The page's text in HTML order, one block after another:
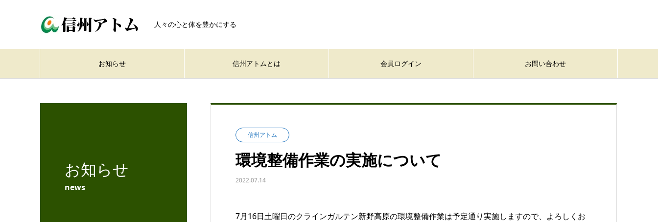
人々の心と体を豊かにする
お知らせ 信州アトムとは 会員ログイン お問い合わせ
お知らせ
news
信州アトム
環境整備作業の実施について
2022.07.14
7月16日土曜日のクラインガルテン新野高原の環境整備作業は予定通り実施しますので、よろしくお